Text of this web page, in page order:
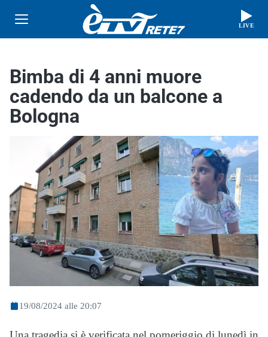
LIVE
Bimba di 4 anni muore
cadendo da un balcone a
Bologna
19/08/2024 alle 20:07